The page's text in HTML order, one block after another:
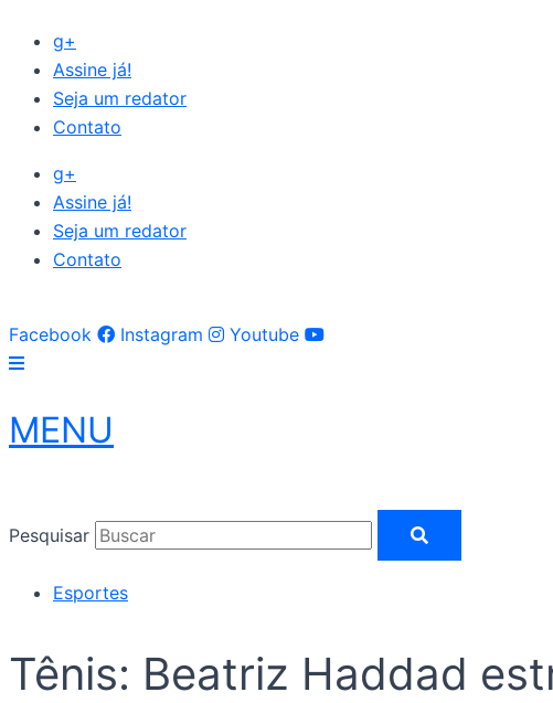
para
conteúdo
g+
Assine já!
Seja um redator
Contato
g+
Assine já!
Seja um redator
Contato
Facebook Instagram Youtube
MENU
Pesquisar
Esportes
Tênis: Beatriz Haddad